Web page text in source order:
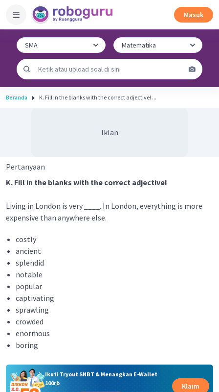
Masuk
Beranda K. Fill in the blanks with the correct adjective! ...
Iklan
Pertanyaan
K. Fill in the blanks with the correct adjective!
Living in London is very ____. In London, everything is more
expensive than anywhere else.
costly
ancient
splendid
notable
popular
captivating
sprawling
crowded
enormous
boring
Ikuti Tryout SNBT & Menangkan E-Wallet
100rb
Klaim